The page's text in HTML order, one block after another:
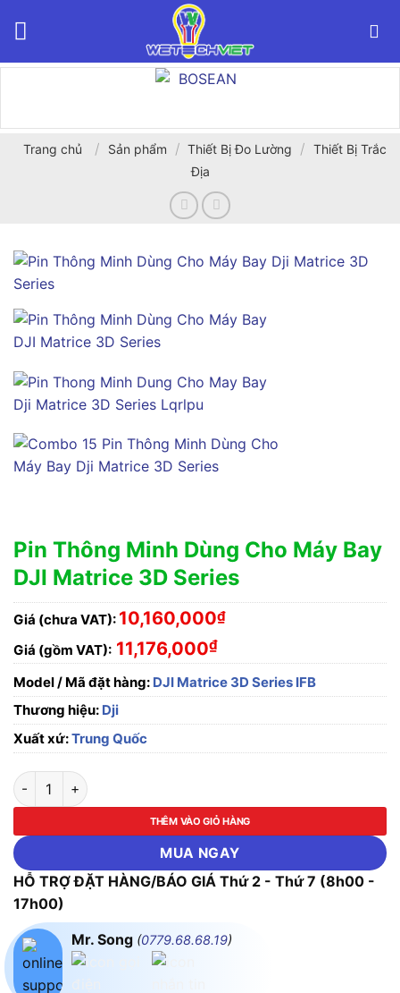
Trang chủ / Sản phẩm / Thiết Bị Đo Lường / Thiết Bị Trắc
Địa
Pin Thông Minh Dùng Cho Máy Bay
DJI Matrice 3D Series
Giá (chưa VAT): 10,160,000₫
Giá (gồm VAT): 11,176,000₫
Model / Mã đặt hàng: DJI Matrice 3D Series IFB
Thương hiệu: Dji
Xuất xứ:Trung Quốc
Pin Thông Minh Dùng Cho Máy Bay DJI Matrice 3D Series số
THÊM VÀO GIỎ HÀNG
MUA NGAY
HỖ TRỢ ĐẶT HÀNG/BÁO GIÁ Thứ 2 - Thứ 7 (8h00 -
17h00)
Mr. Song (0779.68.68.19)